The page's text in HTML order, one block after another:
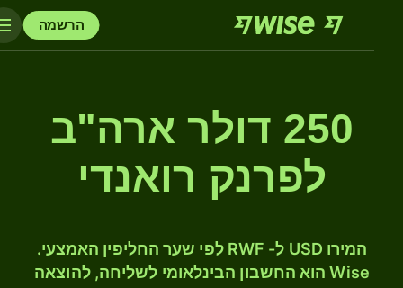
הרשמה
250 דולר ארה"ב
לפרנק רואנדי
המירו USD ל- RWF לפי שער החליפין האמצעי.
Wise הוא החשבון הבינלאומי לשליחה, להוצאה